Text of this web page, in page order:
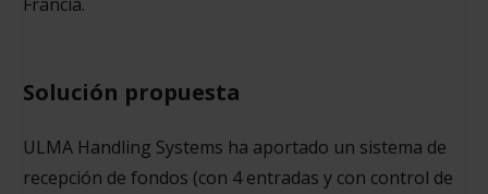
Solución propuesta
ULMA Handling Systems ha aportado un sistema de
recepción de fondos (con 4 entradas y con control de